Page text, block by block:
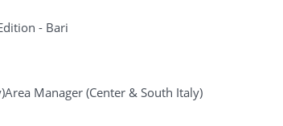
- Bari
Manager (Center & South Italy)